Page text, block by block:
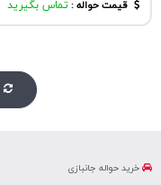
قیمت حواله : تماس بگیرید
خرید حواله جانبازی